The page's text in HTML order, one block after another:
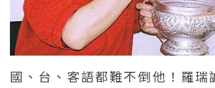
國、台、客語都難不倒他！羅瑞